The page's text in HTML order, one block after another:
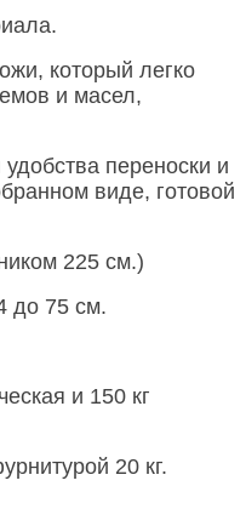
который легко
и масел,
переноски и
виде, готовой
225 см.)
до 75 см.
и 150 кг
20 кг.